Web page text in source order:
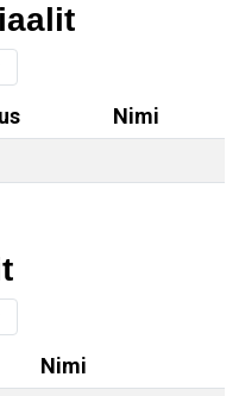
Nimi
Nimi